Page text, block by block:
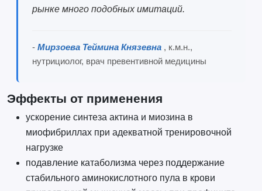
рынке много подобных имитаций.
- Мирзоева Теймина Князевна , к.м.н.,
нутрициолог, врач превентивной медицины
Эффекты от применения
ускорение синтеза актина и миозина в
миофибриллах при адекватной тренировочной
нагрузке
подавление катаболизма через поддержание
стабильного аминокислотного пула в крови